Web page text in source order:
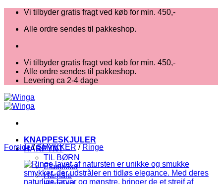
Fortsæt
indhold
Vi tilbyder gratis fragt ved køb for min. 450,-
Alle ordre sendes til pakkeshop.
Vi tilbyder gratis fragt ved køb for min. 450,-
Alle ordre sendes til pakkeshop.
Levering ca 2-4 dage
KNAPPESKJULER
HÅRPYNT
TIL BØRN
Elastikker
Hårnåle
Forside / SMYKKER / Ringe